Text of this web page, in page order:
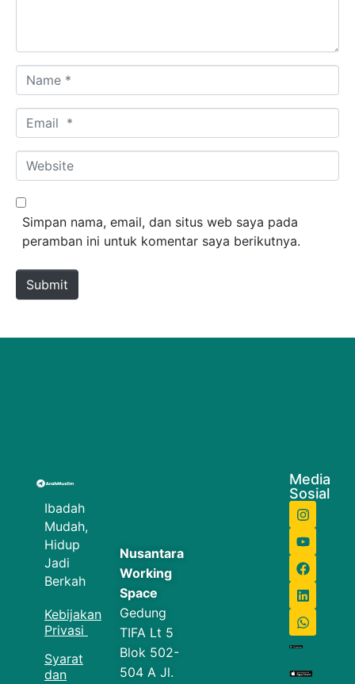
Name *
Email *
Website
Simpan nama, email, dan situs web saya pada
peramban ini untuk komentar saya berikutnya.
Submit
Ibadah
Mudah,
Hidup
Jadi
Berkah
Kebijakan
Privasi
Syarat
dan
Nusantara
Working
Space
Gedung
TIFA Lt 5
Blok 502-
504 A Jl.
Media
Sosial